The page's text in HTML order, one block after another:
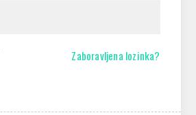
Zaboravljena lozinka?